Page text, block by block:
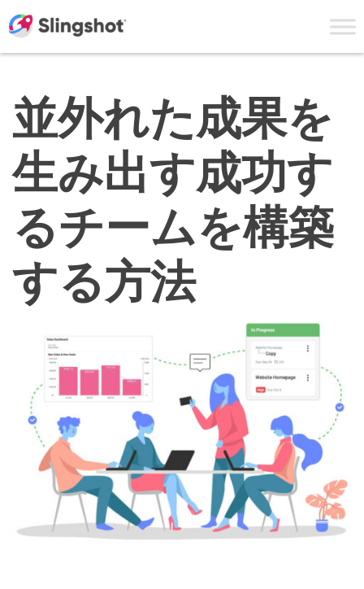
並外れた成果を
生み出す成功す
るチームを構築
する方法